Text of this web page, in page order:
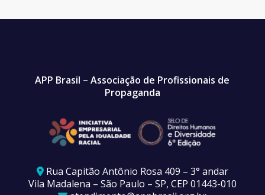
APP Brasil – Associação de Profissionais de
Propaganda
Rua Capitão Antônio Rosa 409 – 3° andar
Vila Madalena – São Paulo – SP, CEP 01443-010